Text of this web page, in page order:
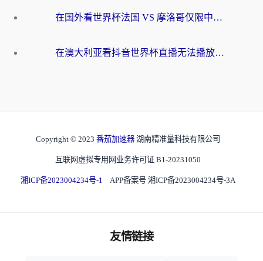
在国外看世界杯法国 VS 摩洛哥仅限中国大陆？别让地域限制拦下你的欢呼
在澳大利亚看抖音世界杯直播无法播放？海外党体育观赛终极指南来了！
Copyright © 2023 番茄加速器 湖南精准量科技有限公司
互联网虚拟专用网业务许可证 B1-20231050
湘ICP备2023004234号-1 APP备案号 湘ICP备2023004234号-3A
友情链接